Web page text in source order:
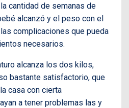
cantidad de semanas de
alcanzó y el peso con el
complicaciones que pueda
necesarios.
alcanza los dos kilos,
bastante satisfactorio, que
casa con cierta
a tener problemas las y